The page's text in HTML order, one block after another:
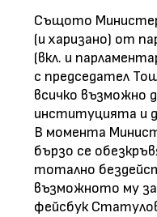
Същото
(и харизано) от
(вкл. и
с председател
всичко възможно
институцията и
В момента
бързо се
тотално
възможното му
фейсбук